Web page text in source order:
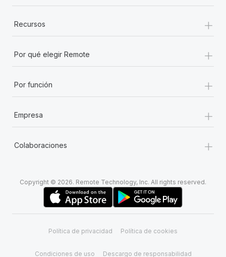
Recursos +
Por qué elegir Remote +
Por función +
Empresa +
Colaboraciones +
Copyright © 2026. Remote Technology, Inc. All rights reserved.
Política de privacidad Política de cookies
Condiciones de uso Descargo de responsabilidad